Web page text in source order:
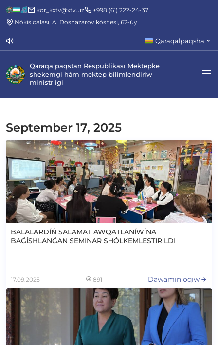
kor_kxtv@xtv.uz
+998 (61) 222-24-37
Nókis qalası, A. Dosnazarov kóshesi, 62-úy
Qaraqalpaqsha
Qaraqalpaqstan Respublikası Mektepke
shekemgi hám mektep bilimlendiriw
ministrligi
September 17, 2025
BALALARDÍŃ SALAMAT AWQATLANÍWÍNA
BAǴÍSHLANǴAN SEMINAR SHÓLKEMLESTIRILDI
17.09.2025 891 Dawamın oqıw